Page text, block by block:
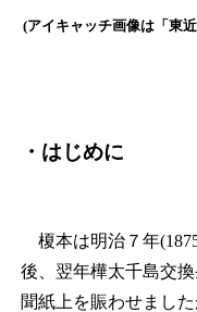
(アイキャッチ画像は「東
・はじめに
榎本は明治７年
後、翌年樺太千島交
聞紙上を賑わせまし